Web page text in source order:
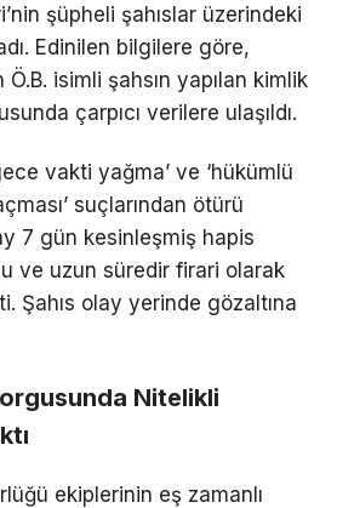
şüpheli şahıslar üzerindeki
Edinilen bilgilere göre,
isimli şahsın yapılan kimlik
çarpıcı verilere ulaşıldı.
vakti yağma’ ve ‘hükümlü
suçlarından ötürü
7 gün kesinleşmiş hapis
ve uzun süredir firari olarak
Şahıs olay yerinde gözaltına
Nitelikli
ekiplerinin eş zamanlı